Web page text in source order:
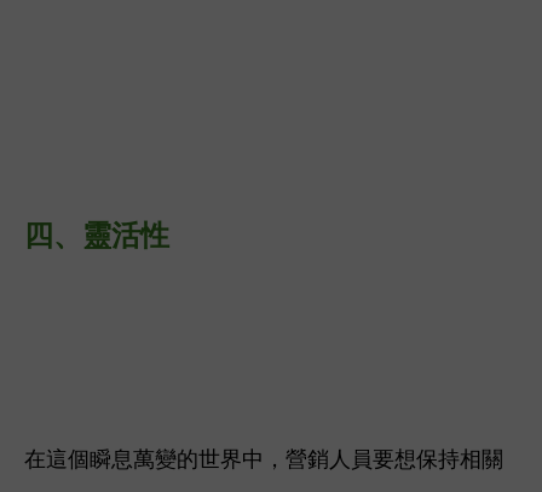
四、 靈活性
在這個瞬息萬變的世界中，營銷人員要想保持相關